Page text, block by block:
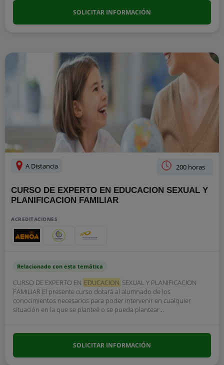
SOLICITAR INFORMACIÓN
A Distancia 200 horas
CURSO DE EXPERTO EN EDUCACION SEXUAL Y
PLANIFICACION FAMILIAR
ACREDITACIONES
Relacionado con esta temática
CURSO DE EXPERTO EN EDUCACION SEXUAL Y PLANIFICACION
FAMILIAR El presente curso dotará al alumnado de los
conocimientos necesarios para poder intervenir en cualquier
situación en la que se planteé o se pueda plantear...
SOLICITAR INFORMACIÓN